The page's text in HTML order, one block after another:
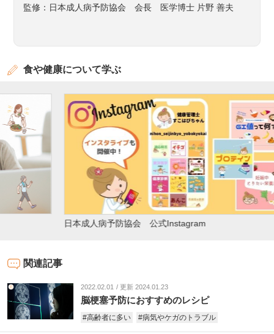
監修：日本成人病予防協会 会長 医学博士 片野 善夫
食や健康について学ぶ
日本成人病予防協会 公式Instagram
関連記事
脳梗塞予防におすすめのレシピ
2022.02.01 更新 2024.01.23
#高齢者に多い #病気やケガのトラブル